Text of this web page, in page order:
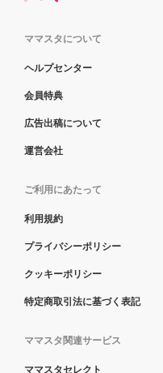
ママスタについて
ヘルプセンター
会員特典
広告出稿について
運営会社
ご利用にあたって
利用規約
プライバシーポリシー
クッキーポリシー
特定商取引法に基づく表記
ママスタ関連サービス
ママスタセレクト